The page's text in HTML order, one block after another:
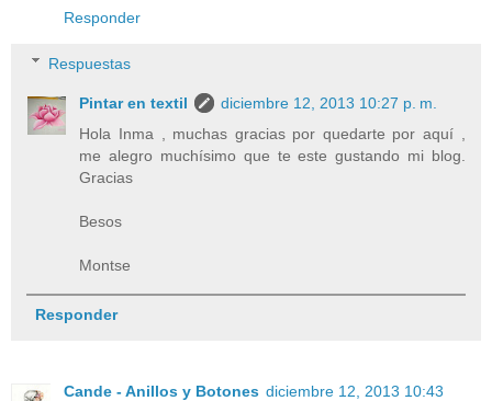
Responder
Respuestas
Pintar en textil
diciembre 12, 2013 10:27 p. m.
Hola Inma , muchas gracias por quedarte por aquí ,
me alegro muchísimo que te este gustando mi blog.
Gracias
Besos
Montse
Responder
Cande - Anillos y Botones diciembre 12, 2013 10:43